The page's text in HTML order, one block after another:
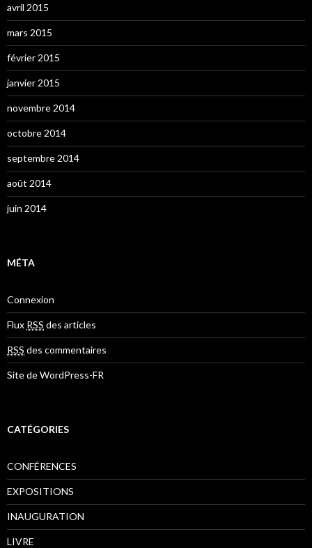
avril 2015
mars 2015
février 2015
janvier 2015
novembre 2014
octobre 2014
septembre 2014
août 2014
juin 2014
MÉTA
Connexion
Flux RSS des articles
RSS des commentaires
Site de WordPress-FR
CATÉGORIES
CONFÉRENCES
EXPOSITIONS
INAUGURATION
LIVRE